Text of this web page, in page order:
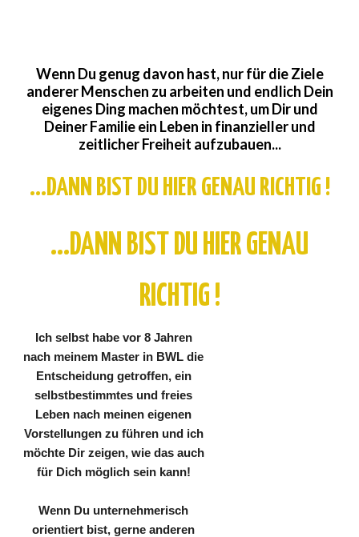
Wenn Du genug davon hast, nur für die Ziele
anderer Menschen zu arbeiten und endlich Dein
eigenes Ding machen möchtest, um Dir und
Deiner Familie ein Leben in finanzieller und
zeitlicher Freiheit aufzubauen...
...DANN BIST DU HIER GENAU RICHTIG !
...DANN BIST DU HIER GENAU
RICHTIG !
Ich selbst habe vor 8 Jahren
nach meinem Master in BWL die
Entscheidung getroffen, ein
selbstbestimmtes und freies
Leben nach meinen eigenen
Vorstellungen zu führen und ich
möchte Dir zeigen, wie das auch
für Dich möglich sein kann!
Wenn Du unternehmerisch
orientiert bist, gerne anderen